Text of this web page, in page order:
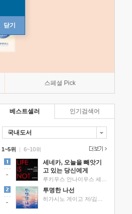
닫기
스페셜 Pick
베스트셀러
국내도서
1~5위 |
세네카, 오늘을 빼앗기
고 있는 당신에게
투명한 나선
6~10위
인기검색어